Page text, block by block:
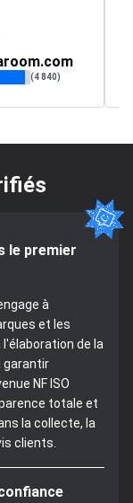
(4 840)
le premier
à
et les
de la
garantir
NF ISO
totale et
la collecte, la
clients.